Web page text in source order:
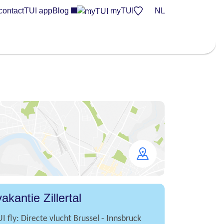
TUI appBlog myTUI NL
Zillertal
fly: Directe vlucht Brussel - Innsbruck